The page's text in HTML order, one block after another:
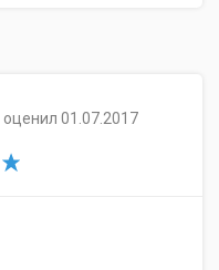
оценил 01.07.2017